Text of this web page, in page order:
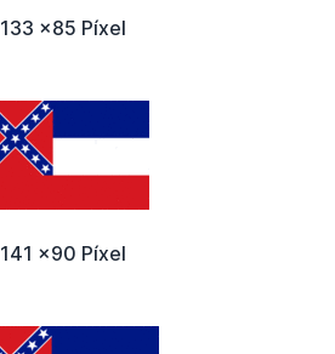
133 x85 Píxel
141 x90 Píxel